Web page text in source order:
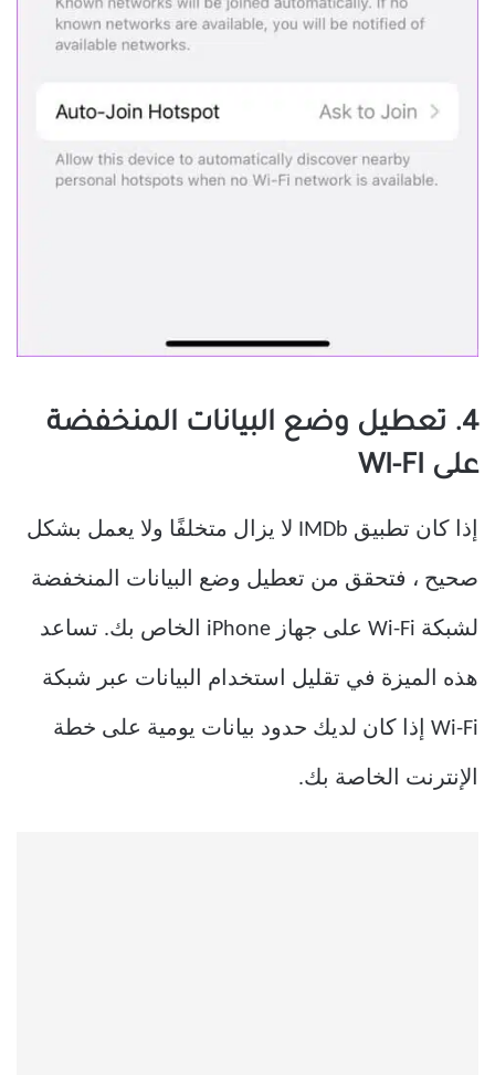
4. تعطيل وضع البيانات المنخفضة
على WI-FI
إذا كان تطبيق IMDb لا يزال متخلفًا ولا يعمل بشكل
صحيح ، فتحقق من تعطيل وضع البيانات المنخفضة
لشبكة Wi-Fi على جهاز iPhone الخاص بك. تساعد
هذه الميزة في تقليل استخدام البيانات عبر شبكة
Wi-Fi إذا كان لديك حدود بيانات يومية على خطة
الإنترنت الخاصة بك.